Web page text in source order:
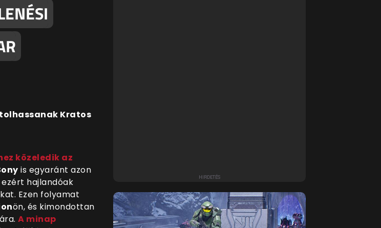
Kratos
közeledik az
is egyaránt azon
hajlandóak
Ezen folyamat
ön, és kimondottan
A minap